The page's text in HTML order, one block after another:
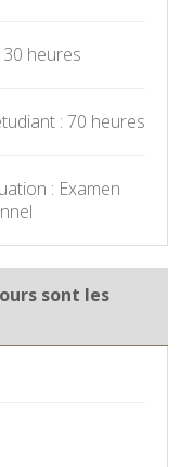
heures
: 70 heures
: Examen
sont les